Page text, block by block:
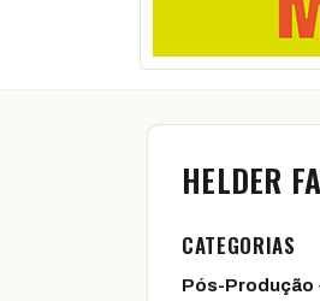
HELDER
CATEGORIAS
Pós-Produção